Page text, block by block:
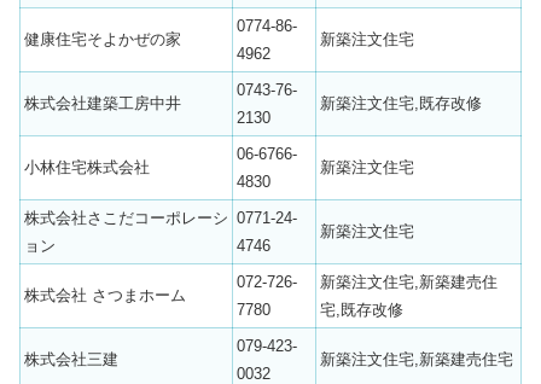
健康住宅そよかぜの家
0774-86-
4962
新築注文住宅
株式会社建築工房中井
0743-76-
2130
新築注文住宅,既存改修
小林住宅株式会社
06-6766-
4830
新築注文住宅
株式会社さこだコーポレーシ
ョン
0771-24-
4746
新築注文住宅
株式会社 さつまホーム
072-726-
7780
新築注文住宅,新築建売住
宅,既存改修
株式会社三建
079-423-
0032
新築注文住宅,新築建売住宅